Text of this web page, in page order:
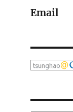
Email